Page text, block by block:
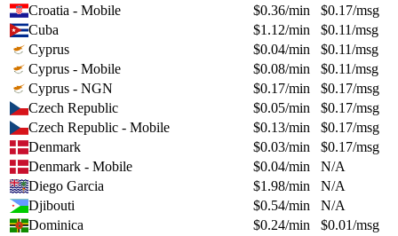
Croatia - Mobile
$0.36/min $0.17/msg
Cuba
$1.12/min $0.11/msg
Cyprus
$0.04/min $0.11/msg
Cyprus - Mobile
$0.08/min $0.11/msg
Cyprus - NGN
$0.17/min $0.17/msg
Czech Republic
$0.05/min $0.17/msg
Czech Republic - Mobile
$0.13/min $0.17/msg
Denmark
$0.03/min $0.17/msg
Denmark - Mobile
$0.04/min
N/A
Diego Garcia
$1.98/min
N/A
Djibouti
$0.54/min
N/A
Dominica
$0.24/min $0.01/msg